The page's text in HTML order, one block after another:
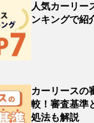
人気カーリー
ンキングで紹
カーリースの
較！審査基準
処法も解説